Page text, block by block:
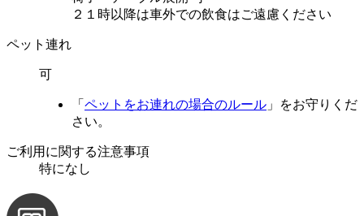
２１時以降は車外での飲食はご遠慮ください
ペット連れ
可
「 ペットをお連れの場合のルール 」をお守りくだ
さい。
ご利用に関する注意事項
特になし